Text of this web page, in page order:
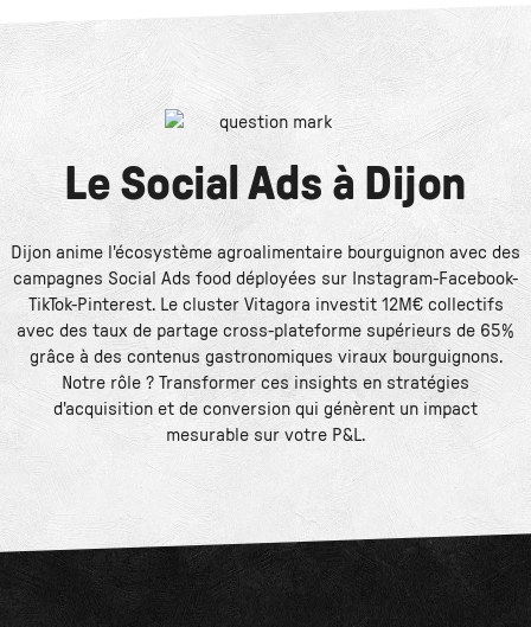
LeSocial Ads à Dijon
Dijon anime l'écosystème agroalimentaire bourguignon avec des
campagnes Social Ads food déployées sur Instagram-Facebook-
TikTok-Pinterest. Le cluster Vitagora investit 12M€ collectifs
avec des taux de partage cross-plateforme supérieurs de 65%
grâce à des contenus gastronomiques viraux bourguignons.
Notre rôle ? Transformer ces insights en stratégies
d'acquisition et de conversion qui génèrent un impact
mesurable sur votre P&L.